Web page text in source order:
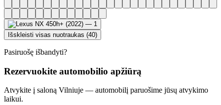
Išskleisti visas nuotraukas (40)
Pasiruošę išbandyti?
Rezervuokite automobilio apžiūrą
Atvykite į saloną Vilniuje — automobilį paruošime jūsų atvykimo
laikui.